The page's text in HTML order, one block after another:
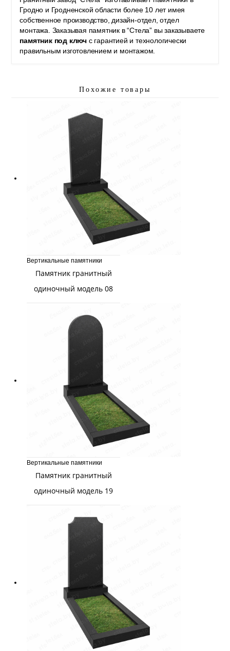
Гродно и Гродненской области более 10 лет имея
собственное производство, дизайн-отдел, отдел
монтажа. Заказывая памятник в “Стела” вы заказываете
памятник под ключ с гарантией и технологически
правильным изготовлением и монтажом.
Похожие товары
Вертикальные памятники
Памятник гранитный
одиночный модель 08
Вертикальные памятники
Памятник гранитный
одиночный модель 19